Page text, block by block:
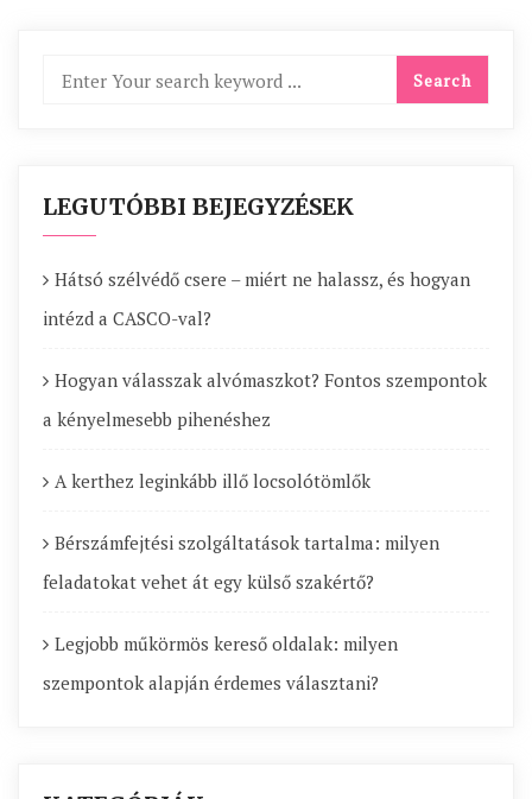
LEGUTÓBBI BEJEGYZÉSEK
Hátsó szélvédő csere – miért ne halassz, és hogyan
intézd a CASCO-val?
Hogyan válasszak alvómaszkot? Fontos szempontok
a kényelmesebb pihenéshez
A kerthez leginkább illő locsolótömlők
Bérszámfejtési szolgáltatások tartalma: milyen
feladatokat vehet át egy külső szakértő?
Legjobb műkörmös kereső oldalak: milyen
szempontok alapján érdemes választani?